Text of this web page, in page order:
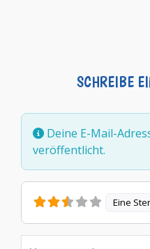
SCHREIBE
Deine E-Mail-
veröffentlicht.
Eine